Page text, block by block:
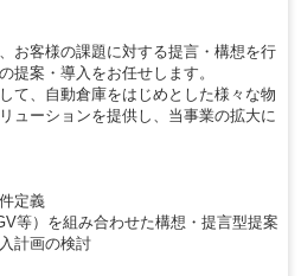
お客様の課題に対する提言・構想を行
提案・導入をお任せします。
て、自動倉庫をはじめとした様々な物
ューションを提供し、当事業の拡大に
定義
等）を組み合わせた構想・提言型提案
計画の検討